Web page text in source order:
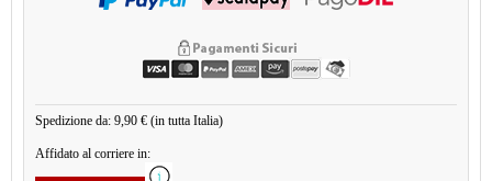
Spedizione da: 9,90 € (in tutta Italia)
Affidato al corriere in: